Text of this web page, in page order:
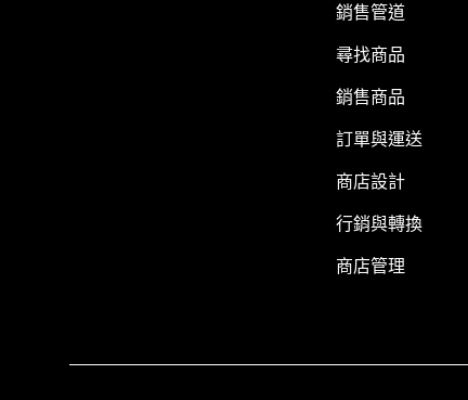
銷售管道
尋找商品
銷售商品
訂單與運送
商店設計
行銷與轉換
商店管理